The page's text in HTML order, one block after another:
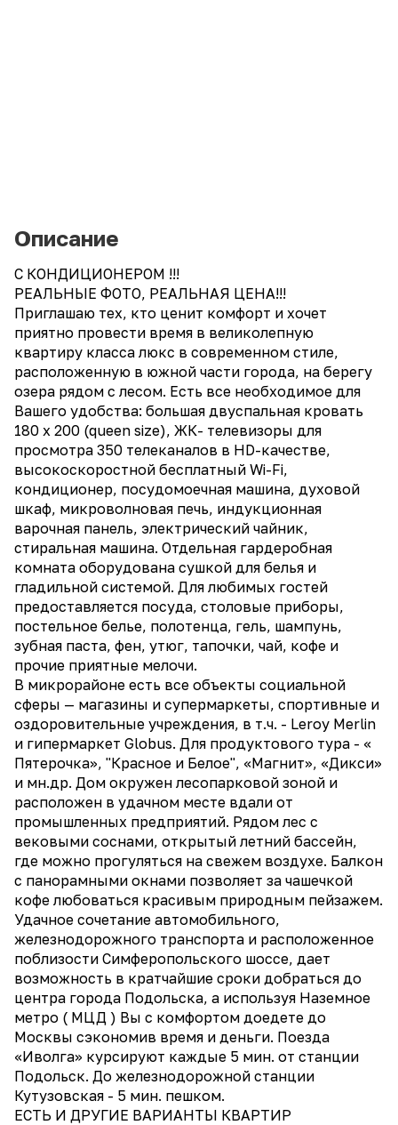
Описание
С КОНДИЦИОНЕРОМ !!!
РЕАЛЬНЫЕ ФОТО, РЕАЛЬНАЯ ЦЕНА!!!
Приглашаю тех, кто ценит комфорт и хочет
приятно провести время в великолепную
квартиру класса люкс в современном стиле,
расположенную в южной части города, на берегу
озера рядом с лесом. Есть все необходимое для
Вашего удобства: большая двуспальная кровать
180 х 200 (queen size), ЖК- телевизоры для
просмотра 350 телеканалов в HD-качестве,
высокоскоростной бесплатный Wi-Fi,
кондиционер, посудомоечная машина, духовой
шкаф, микроволновая печь, индукционная
варочная панель, электрический чайник,
стиральная машина. Отдельная гардеробная
комната оборудована сушкой для белья и
гладильной системой. Для любимых гостей
предоставляется посуда, столовые приборы,
постельное белье, полотенца, гель, шампунь,
зубная паста, фен, утюг, тапочки, чай, кофе и
прочие приятные мелочи.
В микрорайоне есть все объекты социальной
сферы — магазины и супермаркеты, спортивные и
оздоровительные учреждения, в т.ч. - Leroy Merlin
и гипермаркет Globus. Для продуктового тура - «
Пятерочка», "Красное и Белое", «Магнит», «Дикси»
и мн.др. Дом окружен лесопарковой зоной и
расположен в удачном месте вдали от
промышленных предприятий. Рядом лес с
вековыми соснами, открытый летний бассейн,
где можно прогуляться на свежем воздухе. Балкон
с панорамными окнами позволяет за чашечкой
кофе любоваться красивым природным пейзажем.
Удачное сочетание автомобильного,
железнодорожного транспорта и расположенное
поблизости Симферопольского шоссе, дает
возможность в кратчайшие сроки добраться до
центра города Подольска, а используя Наземное
метро ( МЦД ) Вы с комфортом доедете до
Москвы сэкономив время и деньги. Поезда
«Иволга» курсируют каждые 5 мин. от станции
Подольск. До железнодорожной станции
Кутузовская - 5 мин. пешком.
ЕСТЬ И ДРУГИЕ ВАРИАНТЫ КВАРТИР